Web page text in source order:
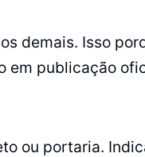
demais. Isso
publicação
ou portaria.